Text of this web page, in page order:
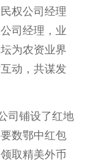
权公司经理
司经理，业
为农资业界
动，共谋发
司铺设了红地
数鄂中红包
取精美外币